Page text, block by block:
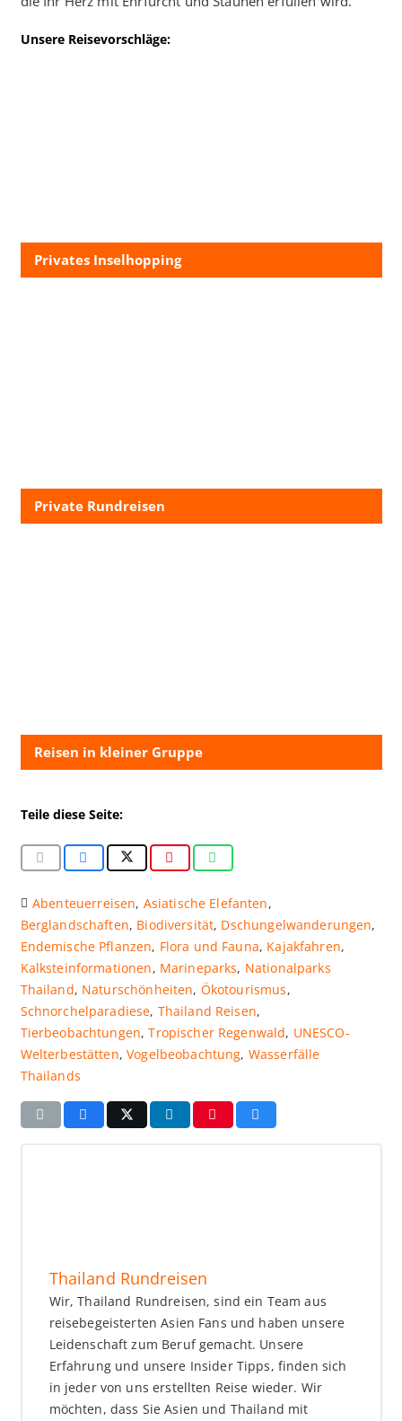
Unsere Reisevorschläge:
Privates Inselhopping
Private Rundreisen
Reisen in kleiner Gruppe
Teile diese Seite:
Abenteuerreisen, Asiatische Elefanten,
Berglandschaften, Biodiversität, Dschungelwanderungen,
Endemische Pflanzen, Flora und Fauna, Kajakfahren,
Kalksteinformationen, Marineparks, Nationalparks
Thailand, Naturschönheiten, Ökotourismus,
Schnorchelparadiese, Thailand Reisen,
Tierbeobachtungen,Tropischer Regenwald, UNESCO-
Welterbestätten,Vogelbeobachtung, Wasserfälle
Thailands
Thailand Rundreisen
Wir, Thailand Rundreisen, sind ein Team aus
reisebegeisterten Asien Fans und haben unsere
Leidenschaft zum Beruf gemacht. Unsere
Erfahrung und unsere Insider Tipps, finden sich
in jeder von uns erstellten Reise wieder. Wir
möchten, dass Sie Asien und Thailand mit